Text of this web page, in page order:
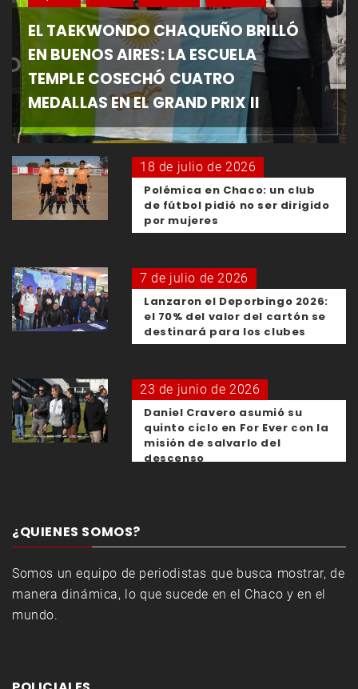
EL TAEKWONDO CHAQUEÑO BRILLÓ
EN BUENOS AIRES: LA ESCUELA
TEMPLE COSECHÓ CUATRO
MEDALLAS EN EL GRAND PRIX II
18 de julio de 2026
Polémica en Chaco: un club
de fútbol pidió no ser dirigido
por mujeres
7 de julio de 2026
Lanzaron el Deporbingo 2026:
el 70% del valor del cartón se
destinará para los clubes
23 de junio de 2026
Daniel Cravero asumió su
quinto ciclo en For Ever con la
misión de salvarlo del
descenso
¿QUIENES SOMOS?
Somos un equipo de periodistas que busca mostrar, de
manera dinámica, lo que sucede en el Chaco y en el
mundo.